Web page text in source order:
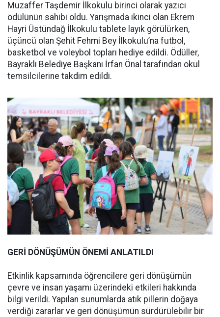
Muzaffer Taşdemir İlkokulu birinci olarak yazıcı
ödülünün sahibi oldu. Yarışmada ikinci olan Ekrem
Hayri Üstündağ İlkokulu tablete layık görülürken,
üçüncü olan Şehit Fehmi Bey İlkokulu’na futbol,
basketbol ve voleybol topları hediye edildi. Ödüller,
Bayraklı Belediye Başkanı İrfan Önal tarafından okul
temsilcilerine takdim edildi.
GERİ DÖNÜŞÜMÜN ÖNEMİ ANLATILDI
Etkinlik kapsamında öğrencilere geri dönüşümün
çevre ve insan yaşamı üzerindeki etkileri hakkında
bilgi verildi. Yapılan sunumlarda atık pillerin doğaya
verdiği zararlar ve geri dönüşümün sürdürülebilir bir